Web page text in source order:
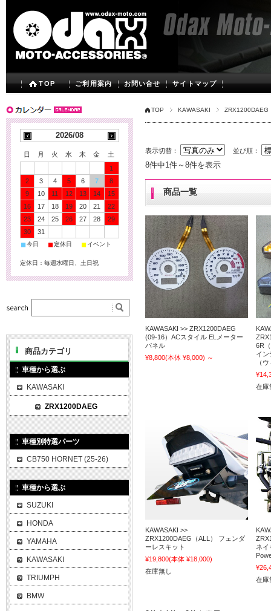
TOP ご利用案内 お問い合せ サイトマップ
TOP KAWASAKI ZRX1200DAEG
表示切替： 並び順：
8件中1件～8件を表示
商品一覧
KAWASAKI >> ZRX1200DAEG
(09-16）ACスタイル ELメーター
パネル
¥8,800(本体 ¥8,000) ～
6R
イン
（
在庫
KAWASAKI >>
ZRX1200DAEG（ALL） フェンダ
ーレスキット
¥19,800(本体 ¥18,000)
在庫無し
ネイ
在庫
2026/08
日 月 火 水 木 金
土
1
2
3 4 5 6 7
8
9
10 11 12 13 14
15
16
17 18 19 20 21
22
23
24 25 26 27 28
29
30
31
■今日 ■定休日 ■ イベント
定休日：毎週水曜日、土日祝
商品カテゴリ
車種から選ぶ
KAWASAKI
ZRX1200DAEG
車種別特選パーツ
CB750 HORNET (25-26)
車種から選ぶ
SUZUKI
HONDA
YAMAHA
KAWASAKI
TRIUMPH
BMW